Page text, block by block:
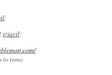
:
izjavil:
to temo